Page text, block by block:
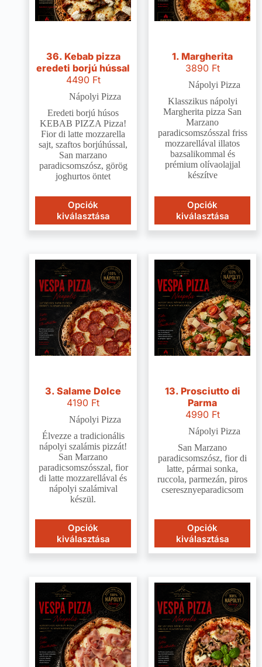
36. Kebab pizza
eredeti borjú hússal
4490 Ft
Nápolyi Pizza
Eredeti borjú húsos
KEBAB PIZZA Pizza!
Fior di latte mozzarella
sajt, szaftos borjúhússal,
San marzano
paradicsomszósz, görög
joghurtos öntet
Opciók
kiválasztása
1. Margherita
3890 Ft
Nápolyi Pizza
Klasszikus nápolyi
Margherita pizza San
Marzano
paradicsomszósszal friss
mozzarellával illatos
bazsalikommal és
prémium olívaolajjal
készítve
Opciók
kiválasztása
3. Salame Dolce
4190 Ft
Nápolyi Pizza
Élvezze a tradicionális
nápolyi szalámis pizzát!
San Marzano
paradicsomszósszal, fior
di latte mozzarellával és
nápolyi szalámival
készül.
Opciók
kiválasztása
13. Prosciutto di
Parma
4990 Ft
Nápolyi Pizza
San Marzano
paradicsomszósz, fior di
latte, pármai sonka,
ruccola, parmezán, piros
cseresznyeparadicsom
Opciók
kiválasztása